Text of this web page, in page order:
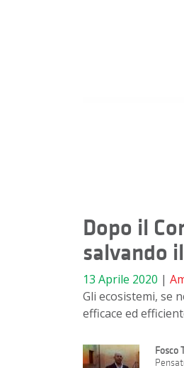
Dopo il
salvando
13 Aprile 2020 |
Gli ecosistemi, se
efficace ed
Fosco